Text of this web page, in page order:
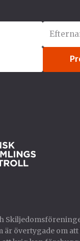
är övertygade om